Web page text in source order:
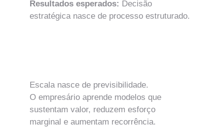
Resultados esperados: Decisão
estratégica nasce de processo estruturado.
Escala nasce de previsibilidade.
O empresário aprende modelos que
sustentam valor, reduzem esforço
marginal e aumentam recorrência.